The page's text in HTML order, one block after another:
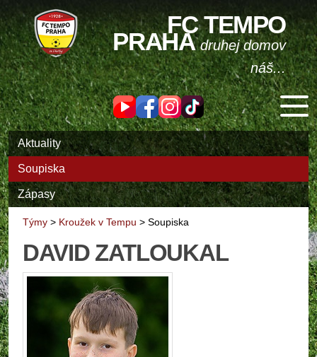
FC TEMPO
PRAHAdruhej domov
náš...
Aktuality
Soupiska
Zápasy
Týmy > Kroužek v Tempu > Soupiska
DAVID ZATLOUKAL